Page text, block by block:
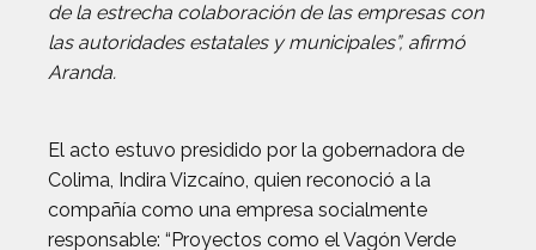
de la estrecha colaboración de las empresas con
las autoridades estatales y municipales”, afirmó
Aranda.
El acto estuvo presidido por la gobernadora de
Colima, Indira Vizcaíno, quien reconoció a la
compañía como una empresa socialmente
responsable: “Proyectos como el Vagón Verde